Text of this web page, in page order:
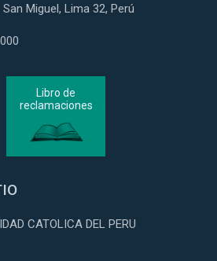
Miguel, Lima 32, Perú
Libro de
reclamaciones
CATOLICA DEL PERU